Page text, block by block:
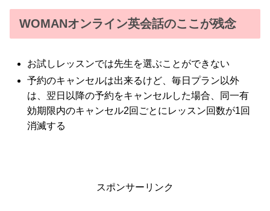
WOMANオンライン英会話のここが残念
お試しレッスンでは先生を選ぶことができない
予約のキャンセルは出来るけど、毎日プラン以外
は、翌日以降の予約をキャンセルした場合、同一有
効期限内のキャンセル2回ごとにレッスン回数が1回
消滅する
スポンサーリンク